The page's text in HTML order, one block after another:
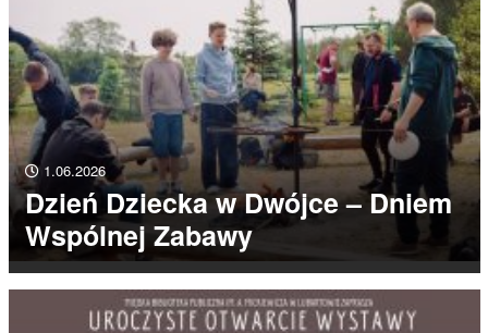
1.06.2026
Dzień Dziecka w Dwójce – Dniem
Wspólnej Zabawy